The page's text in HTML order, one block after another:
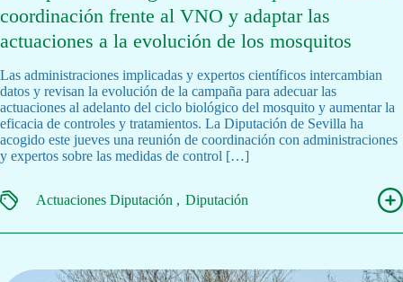
coordinación frente al VNO y adaptar las
actuaciones a la evolución de los mosquitos
Las administraciones implicadas y expertos científicos intercambian
datos y revisan la evolución de la campaña para adecuar las
actuaciones al adelanto del ciclo biológico del mosquito y aumentar la
eficacia de controles y tratamientos. La Diputación de Sevilla ha
acogido este jueves una reunión de coordinación con administraciones
y expertos sobre las medidas de control […]
Actuaciones Diputación Diputación